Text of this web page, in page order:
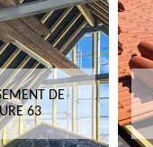
DE
63